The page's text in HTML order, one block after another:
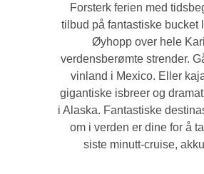
Forsterk ferien med
tilbud på fantastiske bucket
Øyhopp over hele
verdensberømte strender.
vinland i Mexico. Eller
gigantiske isbreer og
i Alaska. Fantastiske
om i verden er dine for å
siste minutt-cruise,